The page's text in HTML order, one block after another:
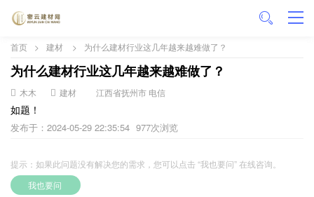
首页 > 建材 > 为什么建材行业这几年越来越难做了？
为什么建材行业这几年越来越难做了？
木木 建材 江西省抚州市 电信
如题！
发布于：2024-05-29 22:35:54 977次浏览
提示：如果此问题没有解决您的需求，您可以点击 “我也要问” 在线咨询。
我也要问